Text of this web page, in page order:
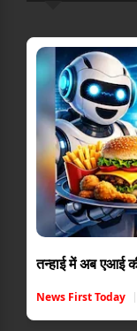
तन्हाई में अब एआई
News First Today